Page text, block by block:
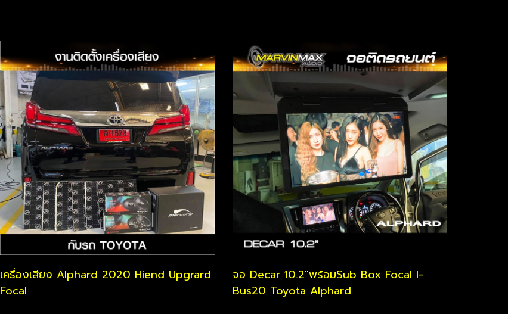
เครื่องเสียง Alphard 2020 Hiend Upgrard
Focal
จอ Decar 10.2"พร้อมSub Box Focal I-
Bus20 Toyota Alphard